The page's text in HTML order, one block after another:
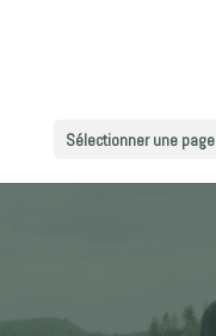
Sélectionner une page